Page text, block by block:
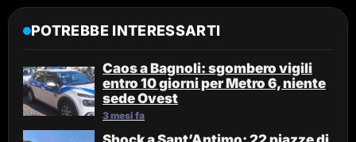
POTREBBE INTERESSARTI
Caos a Bagnoli: sgombero vigili
entro 10 giorni per Metro 6, niente
sede Ovest
3 mesi fa